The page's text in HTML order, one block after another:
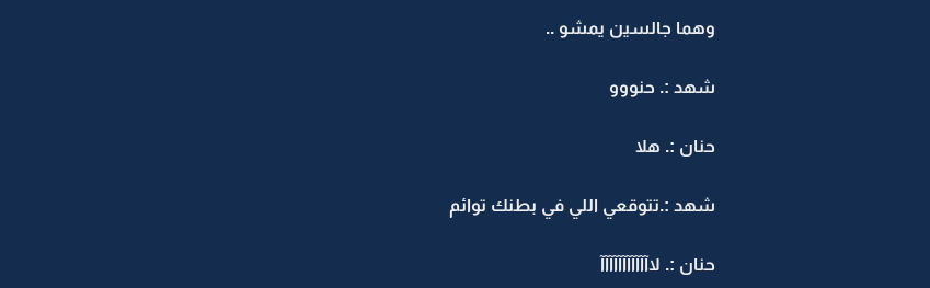
وهما جالسين يمشو ..
شهد :. حنووو
حنان :. هلا
شهد :.تتوقعي اللي في بطنك توائم
حنان :. لاآآآآآآآآآآآ